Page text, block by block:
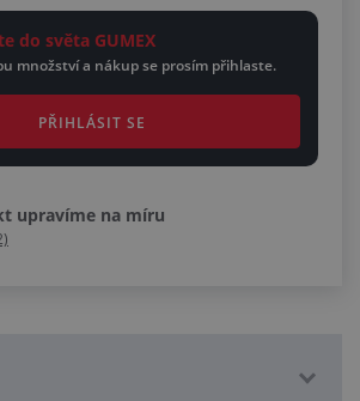
do světa GUMEX
množství a nákup se prosím přihlaste.
PŘIHLÁSIT SE
upravíme na míru